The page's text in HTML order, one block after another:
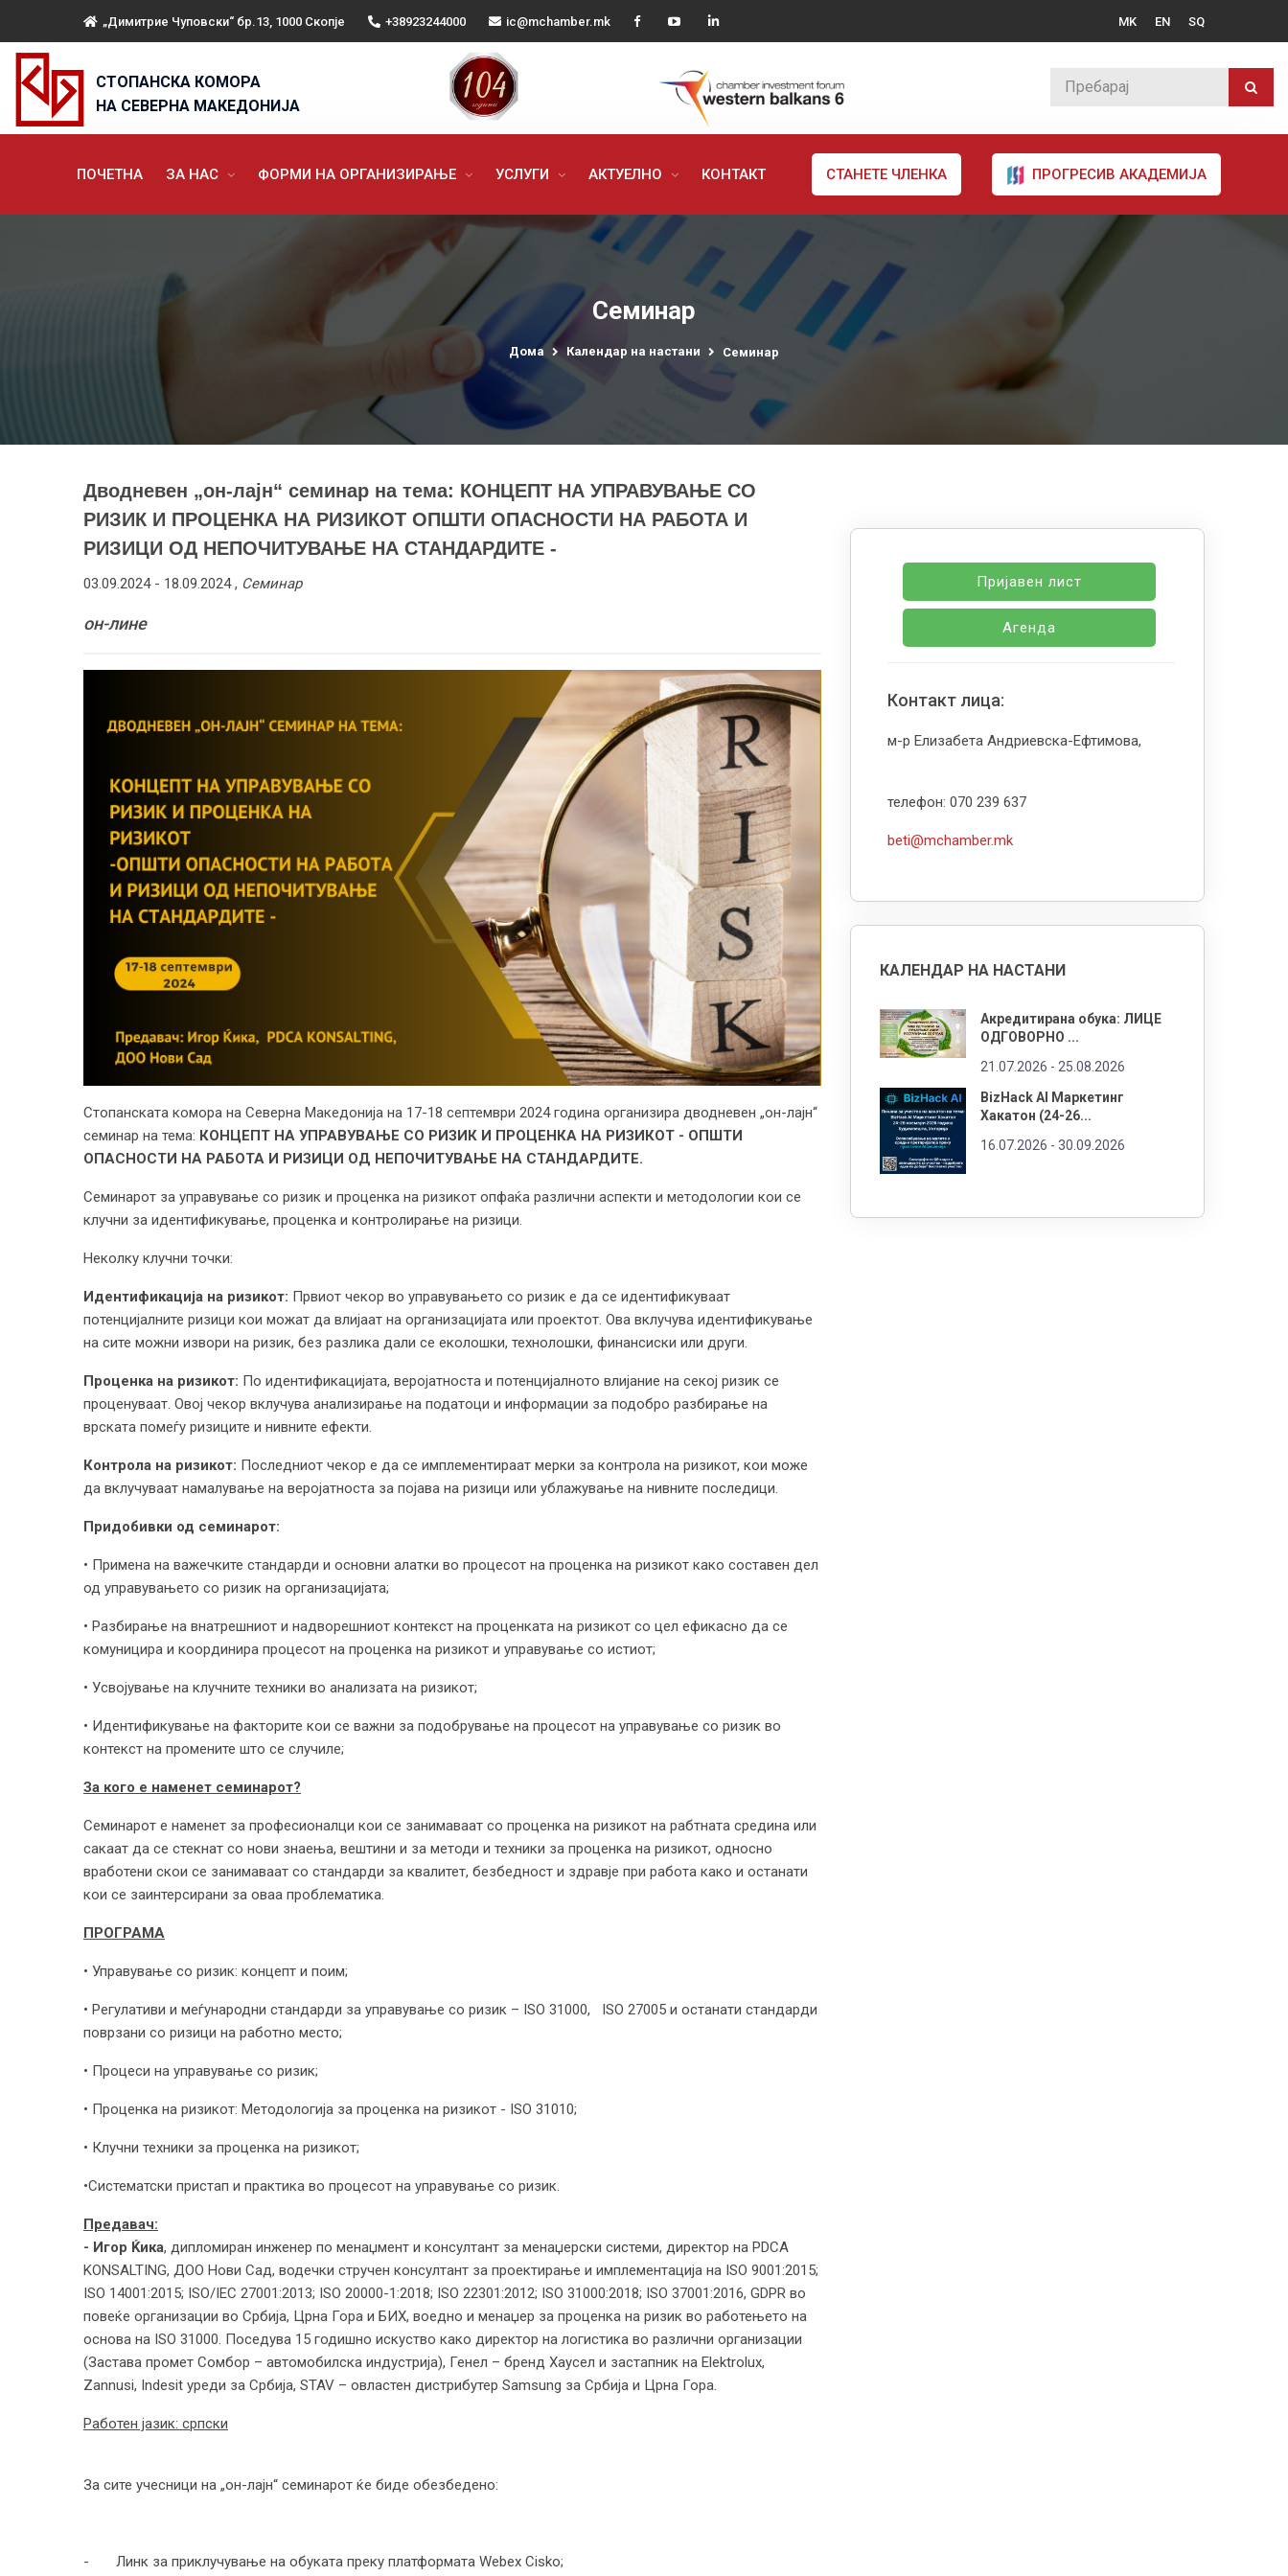
„Димитрие Чуповски“ бр.13, 1000 Скопје +38923244000 ic@mchamber.mk MK EN SQ
СТОПАНСКА КОМОРА
НА СЕВЕРНА МАКЕДОНИЈА
ПОЧЕТНА ЗА НАС ФОРМИ НА ОРГАНИЗИРАЊЕ УСЛУГИ АКТУЕЛНО КОНТАКТ СТАНЕТЕ ЧЛЕНКА ПРОГРЕСИВ АКАДЕМИЈА
Семинар
Дома Календар на настани Семинар
Дводневен „он-лајн“ семинар на тема: КОНЦЕПТ НА УПРАВУВАЊЕ СО
РИЗИК И ПРОЦЕНКА НА РИЗИКОТ ОПШТИ ОПАСНОСТИ НА РАБОТА И
РИЗИЦИ ОД НЕПОЧИТУВАЊЕ НА СТАНДАРДИТЕ -
03.09.2024 - 18.09.2024, Семинар
он-лине
Стопанската комора на Северна Македонија на 17-18 септември 2024 година организира дводневен „он-лајн“
семинар на тема: КОНЦЕПТ НА УПРАВУВАЊЕ СО РИЗИК И ПРОЦЕНКА НА РИЗИКОТ - ОПШТИ
ОПАСНОСТИ НА РАБОТА И РИЗИЦИ ОД НЕПОЧИТУВАЊЕ НА СТАНДАРДИТЕ.
Семинарот за управување со ризик и проценка на ризикот опфаќа различни аспекти и методологии кои се
клучни за идентификување, проценка и контролирање на ризици.
Неколку клучни точки:
Идентификација на ризикот: Првиот чекор во управувањето со ризик е да се идентификуваат
потенцијалните ризици кои можат да влијаат на организацијата или проектот. Ова вклучува идентификување
на сите можни извори на ризик, без разлика дали се еколошки, технолошки, финансиски или други.
Проценка на ризикот: По идентификацијата, веројатноста и потенцијалното влијание на секој ризик се
проценуваат. Овој чекор вклучува анализирање на податоци и информации за подобро разбирање на
врската помеѓу ризиците и нивните ефекти.
Контрола на ризикот: Последниот чекор е да се имплементираат мерки за контрола на ризикот, кои може
да вклучуваат намалување на веројатноста за појава на ризици или ублажување на нивните последици.
Придобивки од семинарот:
• Примена на важечките стандарди и основни алатки во процесот на проценка на ризикот како составен дел
од управувањето со ризик на организацијата;
• Разбирање на внатрешниот и надворешниот контекст на проценката на ризикот со цел ефикасно да се
комуницира и координира процесот на проценка на ризикот и управување со истиот;
• Усвојување на клучните техники во анализата на ризикот;
• Идентификување на факторите кои се важни за подобрување на процесот на управување со ризик во
контекст на промените што се случиле;
За кого е наменет семинарот?
Семинарот е наменет за професионалци кои се занимаваат со проценка на ризикот на рабтната средина или
сакаат да се стекнат со нови знаења, вештини и за методи и техники за проценка на ризикот, односно
вработени скои се занимаваат со стандарди за квалитет, безбедност и здравје при работа како и останати
кои се заинтерсирани за оваа проблематика.
ПРОГРАМА
• Управување со ризик: концепт и поим;
• Регулативи и меѓународни стандарди за управување со ризик – ISO 31000, ISO 27005 и останати стандарди
поврзани со ризици на работно место;
• Процеси на управување со ризик;
• Проценка на ризикот: Методологија за проценка на ризикот - ISO 31010;
• Клучни техники за проценка на ризикот;
•Систематски пристап и практика во процесот на управување со ризик.
Предавач:
- Игор Ќика, дипломиран инженер по менаџмент и консултант за менаџерски системи, директор на PDCA
KONSALTING, ДОО Нови Сад, водечки стручен консултант за проектирање и имплементација на ISO 9001:2015;
ISO 14001:2015; ISO/IEC 27001:2013; ISO 20000-1:2018; ISO 22301:2012; ISO 31000:2018; ISO 37001:2016, GDPR во
повеќе организации во Србија, Црна Гора и БИХ, воедно и менаџер за проценка на ризик во работењето на
основа на ISO 31000. Поседува 15 годишно искуство како директор на логистика во различни организации
(Застава промет Сомбор – автомобилска индустрија), Генел – бренд Хаусел и застапник на Elektrolux,
Zannusi, Indesit уреди за Србија, STAV – овластен дистрибутер Samsung за Србија и Црна Гора.
Работен јазик: српски
За сите учесници на „он-лајн“ семинарот ќе биде обезбедено:
- Линк за приклучување на обуката преку платформата Webex Cisko;
Пријавен лист
Агенда
Контакт лица:
м-р Елизабета Андриевска-Ефтимова,
телефон: 070 239 637
beti@mchamber.mk
КАЛЕНДАР НА НАСТАНИ
Акредитирана обука: ЛИЦЕ
ОДГОВОРНО ...
21.07.2026 - 25.08.2026
BizHack AI Маркетинг
Хакатон (24-26...
16.07.2026 - 30.09.2026